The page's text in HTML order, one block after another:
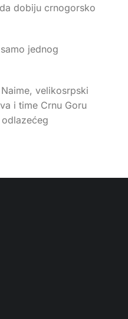
dobiju crnogorsko
jednog
velikosrpski
i time Crnu Goru